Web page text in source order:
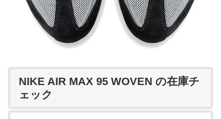
NIKE AIR MAX 95 WOVEN の在庫チ
ェック